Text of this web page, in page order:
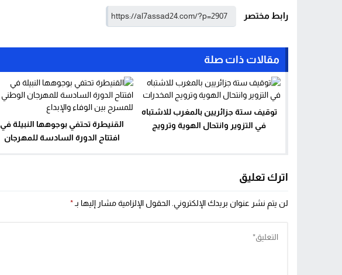
رابط مختصر
مقالات ذات صلة
توقيف ستة جزائريين بالمغرب للاشتباه
في التزوير وانتحال الهوية وترويج
القنيطرة تحتفي بوجوهها النبيلة في
افتتاح الدورة السادسة للمهرجان
اترك تعليق
لن يتم نشر عنوان بريدك الإلكتروني.الحقول الإلزامية مشار إليها بـ*